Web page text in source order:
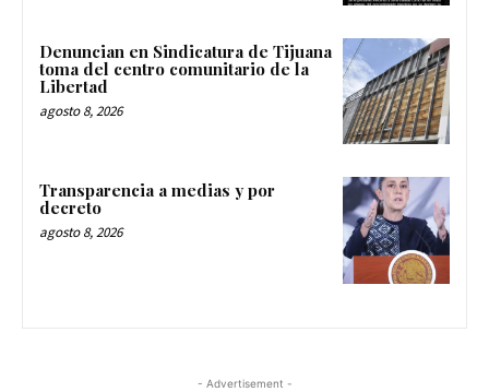
Denuncian en Sindicatura de Tijuana
toma del centro comunitario de la
Libertad
agosto 8, 2026
Transparencia a medias y por
decreto
agosto 8, 2026
- Advertisement -